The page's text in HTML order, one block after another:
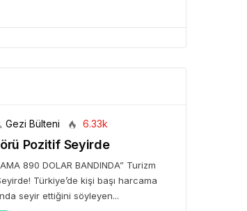
Gezi Bülteni 6.33k
Pozitif Seyirde
890 DOLAR BANDINDA” Turizm
Türkiye’de kişi başı harcama
seyir ettiğini söyleyen...